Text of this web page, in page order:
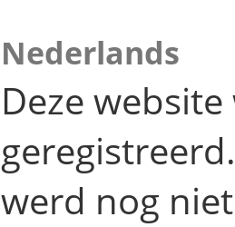
Nederlands
Deze
werd nog